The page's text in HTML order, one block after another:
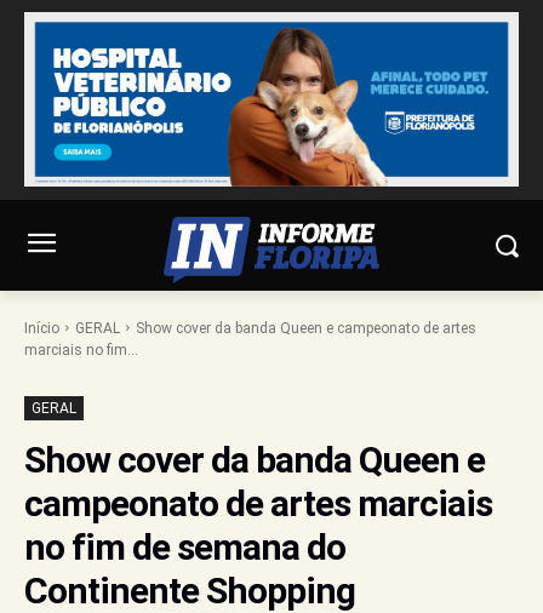
Início GERAL
Show cover da banda Queen e campeonato de artes
marciais no fim...
GERAL
Show cover da banda Queen e
campeonato de artes marciais
no fim de semana do
Continente Shopping